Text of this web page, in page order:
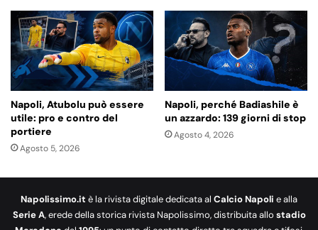
Napoli, Atubolu può essere
utile: pro e contro del
portiere
Agosto 5, 2026
Napoli, perché Badiashile è
un azzardo: 139 giorni di stop
Agosto 4, 2026
Napolissimo.it è la rivista digitale dedicata al Calcio Napoli e alla
Serie A, erede della storica rivista Napolissimo, distribuita allo stadio